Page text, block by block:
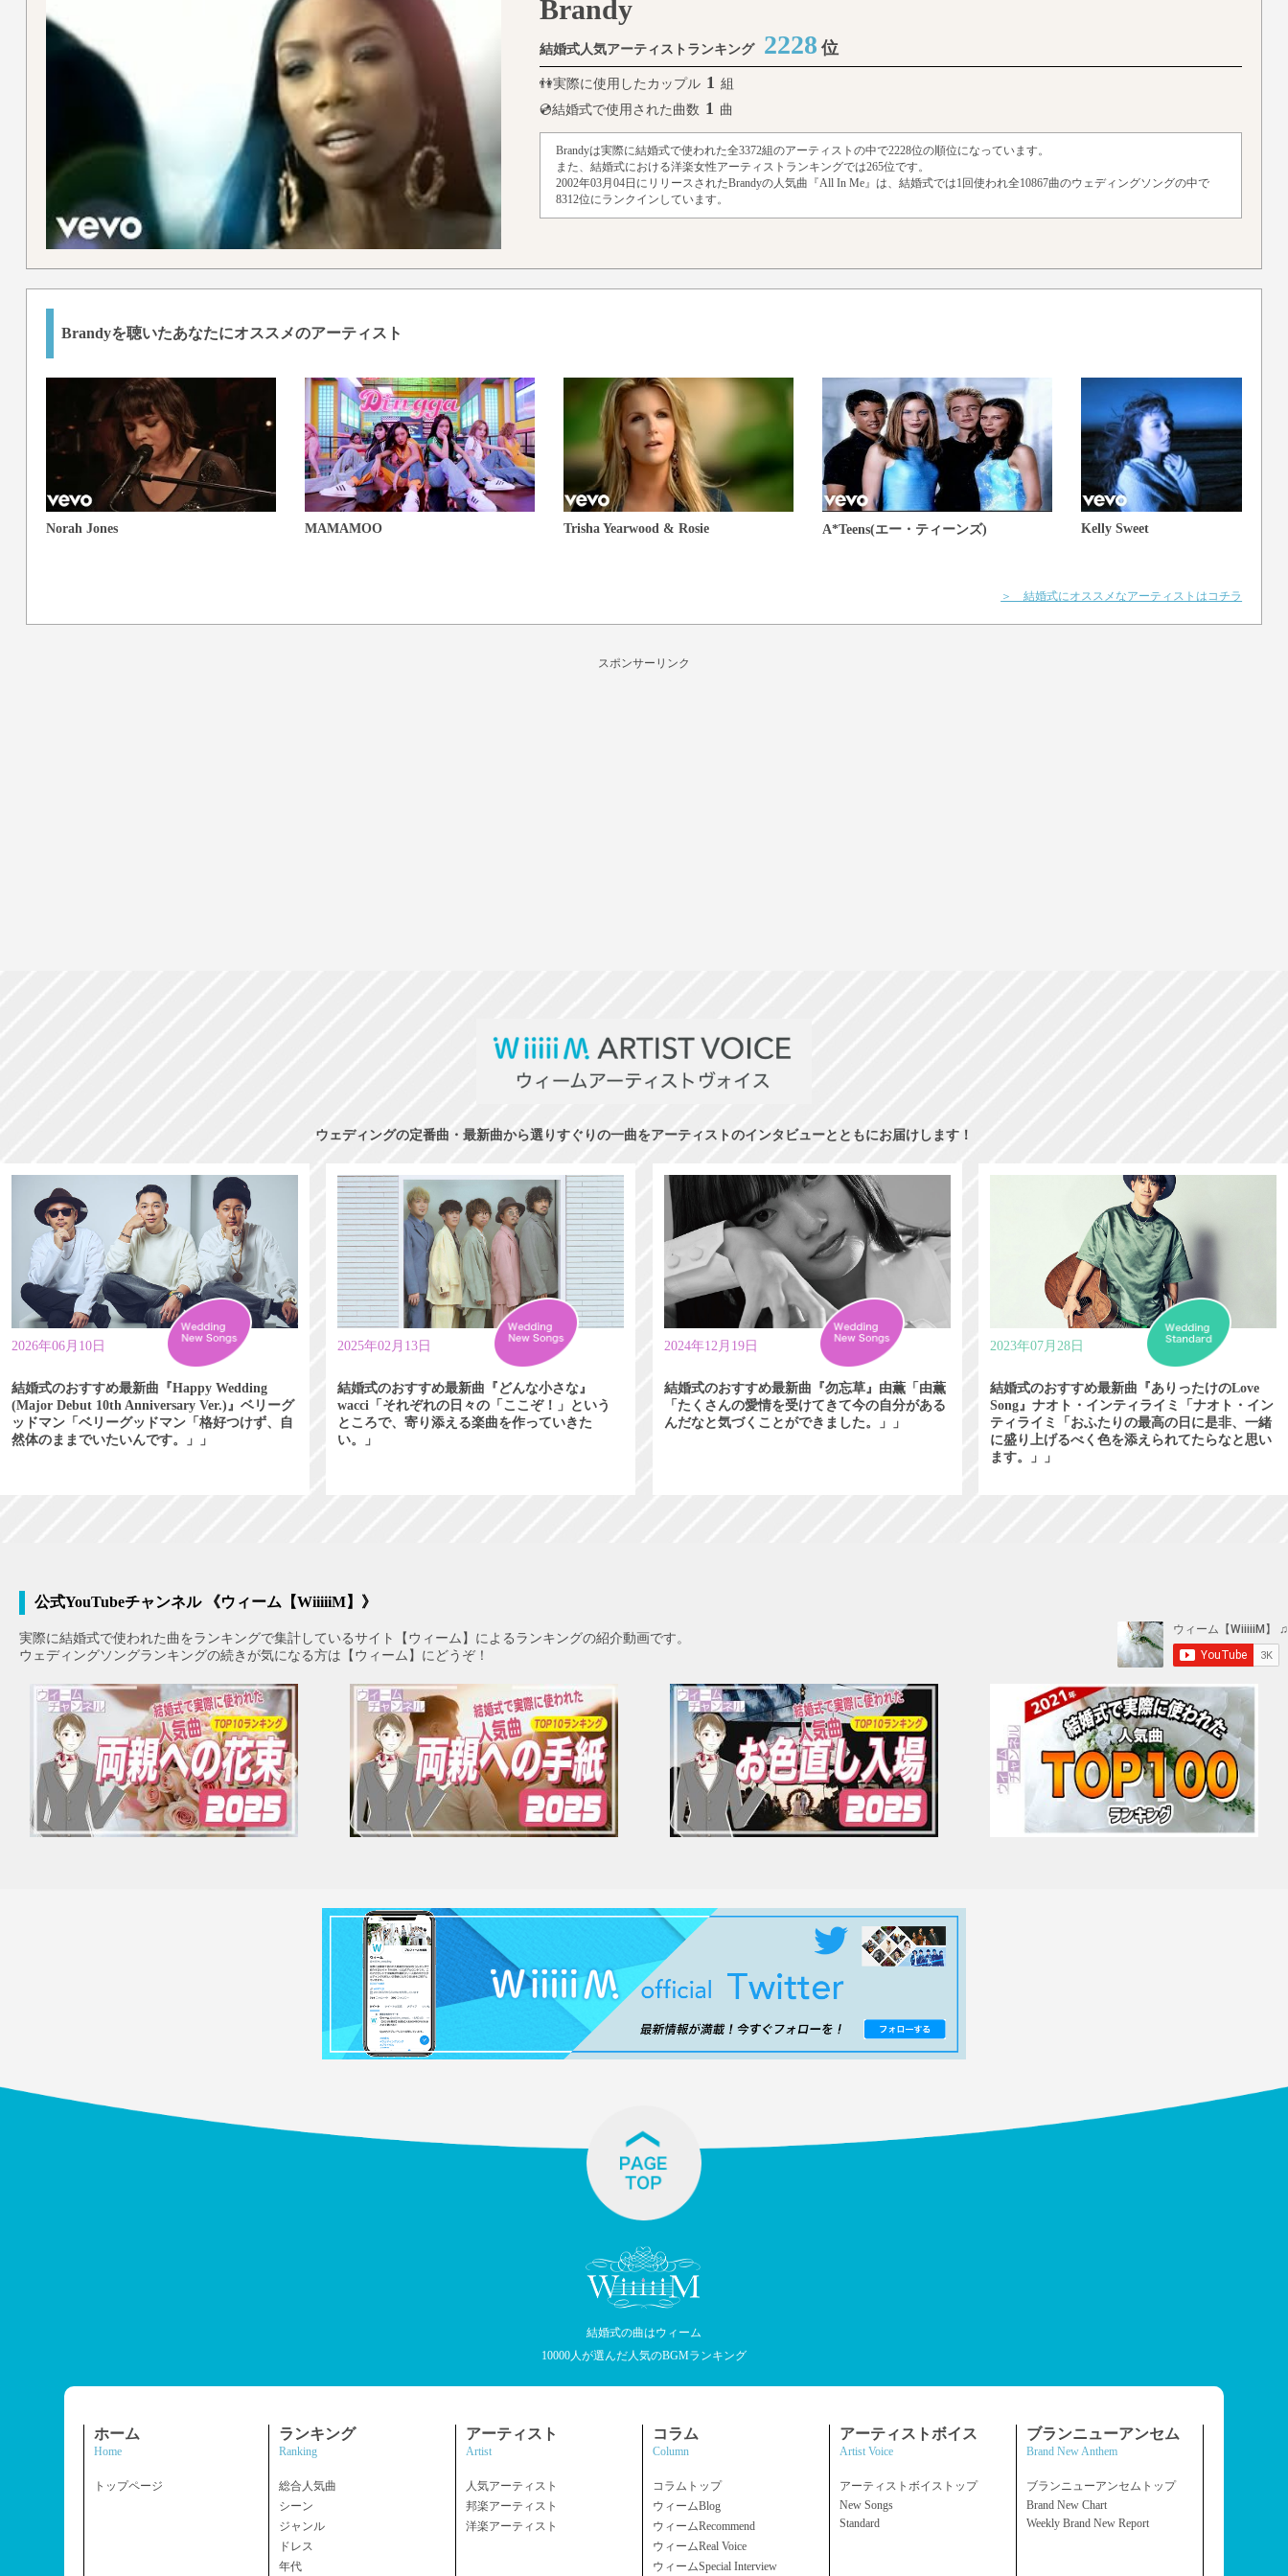
Brandy
結婚式人気アーティストランキング 2228 位
👫実際に使用したカップル 1 組
💿結婚式で使用された曲数 1 曲
Brandyは実際に結婚式で使われた全3372組のアーティストの中で2228位の順位になっています。
また、結婚式における洋楽女性アーティストランキングでは265位です。
2002年03月04日にリリースされたBrandyの人気曲『All In Me』は、結婚式では1回使われ全10867曲のウェディングソングの中で
8312位にランクインしています。
Brandyを聴いたあなたにオススメのアーティスト
Norah Jones MAMAMOO Trisha Yearwood & Rosie A*Teens(エー・ティーンズ) Kelly Sweet
＞ 結婚式にオススメなアーティストはコチラ
スポンサーリンク
ウェディングの定番曲・最新曲から選りすぐりの一曲をアーティストのインタビューとともにお届けします！
2026年06月10日
結婚式のおすすめ最新曲『Happy Wedding
(Major Debut 10th Anniversary Ver.)』ベリーグ
ッドマン「ベリーグッドマン「格好つけず、自
然体のままでいたいんです。」」
2025年02月13日
結婚式のおすすめ最新曲『どんな小さな』
wacci「それぞれの日々の「ここぞ！」という
ところで、寄り添える楽曲を作っていきた
い。」
2024年12月19日
結婚式のおすすめ最新曲『勿忘草』由薫「由薫
「たくさんの愛情を受けてきて今の自分がある
んだなと気づくことができました。」」
2023年07月28日
結婚式のおすすめ最新曲『ありったけのLove
Song』ナオト・インティライミ「ナオト・イン
ティライミ「おふたりの最高の日に是非、一緒
に盛り上げるべく色を添えられてたらなと思い
ます。」」
公式YouTubeチャンネル 《ウィーム【WiiiiiM】》
実際に結婚式で使われた曲をランキングで集計しているサイト【ウィーム】によるランキングの紹介動画です。
ウェディングソングランキングの続きが気になる方は【ウィーム】にどうぞ！
結婚式の曲はウィーム
10000人が選んだ人気のBGMランキング
ホーム
Home
トップページ
ランキング
Ranking
総合人気曲
シーン
ジャンル
ドレス
年代
アーティスト
Artist
人気アーティスト
邦楽アーティスト
洋楽アーティスト
コラム
Column
コラムトップ
ウィームBlog
ウィームRecommend
ウィームReal Voice
ウィームSpecial Interview
アーティストボイス
Artist Voice
アーティストボイストップ
New Songs
Standard
ブランニューアンセム
Brand New Anthem
ブランニューアンセムトップ
Brand New Chart
Weekly Brand New Report